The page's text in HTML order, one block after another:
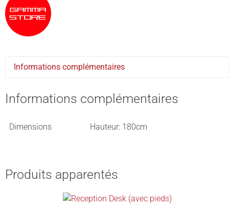
Informations complémentaires
Informations complémentaires
Dimensions Hauteur: 180cm
Produits apparentés